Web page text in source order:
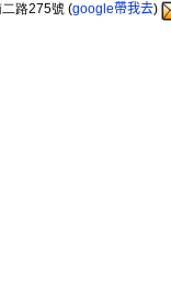
路275號(google帶我去)